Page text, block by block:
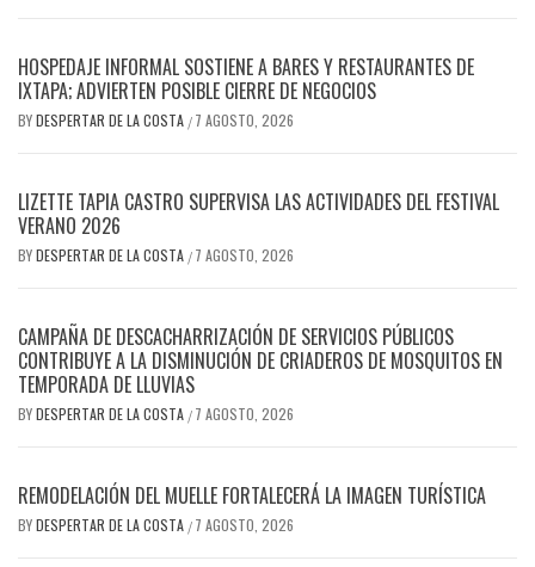
HOSPEDAJE INFORMAL SOSTIENE A BARES Y RESTAURANTES DE
IXTAPA; ADVIERTEN POSIBLE CIERRE DE NEGOCIOS
BYDESPERTAR DE LA COSTA / 7 AGOSTO, 2026
LIZETTE TAPIA CASTRO SUPERVISA LAS ACTIVIDADES DEL FESTIVAL
VERANO 2026
BYDESPERTAR DE LA COSTA / 7 AGOSTO, 2026
CAMPAÑA DE DESCACHARRIZACIÓN DE SERVICIOS PÚBLICOS
CONTRIBUYE A LA DISMINUCIÓN DE CRIADEROS DE MOSQUITOS EN
TEMPORADA DE LLUVIAS
BYDESPERTAR DE LA COSTA / 7 AGOSTO, 2026
REMODELACIÓN DEL MUELLE FORTALECERÁ LA IMAGEN TURÍSTICA
BYDESPERTAR DE LA COSTA / 7 AGOSTO, 2026